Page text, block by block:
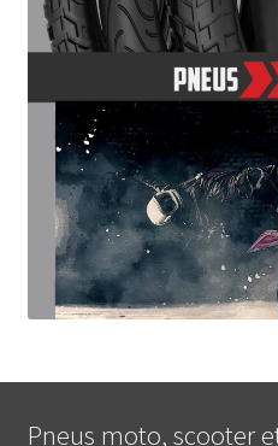
Pneus moto, scooter